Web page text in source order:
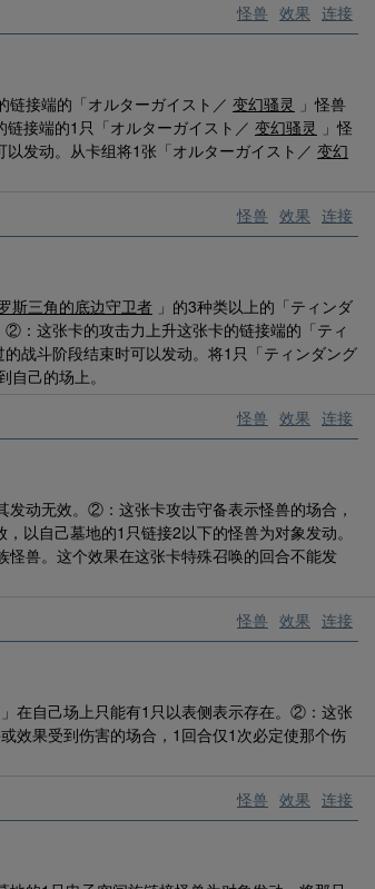
怪兽 效果 连接
接端的「オルターガイスト／ 变幻骚灵 」怪兽
接端的1只「オルターガイスト／ 变幻骚灵 」怪
发动。从卡组将1张「オルターガイスト／ 变幻
怪兽 效果 连接
斯三角的底边守卫者 」的3种类以上的「ティンダ
：这张卡的攻击力上升这张卡的链接端的「ティ
战斗阶段结束时可以发动。将1只「ティンダング
自己的场上。
怪兽 效果 连接
动无效。②：这张卡攻击守备表示怪兽的场合，
以自己墓地的1只链接2以下的怪兽为对象发动。
兽。这个效果在这张卡特殊召唤的回合不能发
怪兽 效果 连接
」在自己场上只能有1只以表侧表示存在。②：这张
效果受到伤害的场合，1回合仅1次必定使那个伤
怪兽 效果 连接